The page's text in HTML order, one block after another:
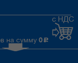
на сумму 0 c
с НДС